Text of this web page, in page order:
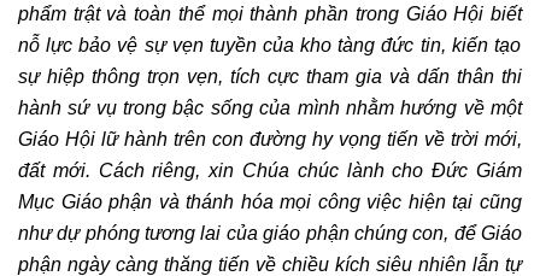
phẩm trật vàtoàn thể mọi thành phần trong Giáo Hội biết
nỗ lực bảo vệ sự vẹn tuyền của kho tàng đức tin, kiến tạo
sự hiệp thông trọn vẹn, tích cực tham gia và dấn thân thi
hành sứ vụ trong bậc sống của mình nhằm hướng về một
Giáo Hội lữ hành trên con đường hy vọng tiến về trời mới,
đất mới. Cách riêng, xin Chúa chúc lành choĐức Giám
Mục Giáo phận và thánh hóamọi công việc hiện tạicũng
nhưdự phóng tương lai của giáo phận chúng con, đểGiáo
phận ngày càng thăng tiến về chiều kích siêu nhiên lẫn tự